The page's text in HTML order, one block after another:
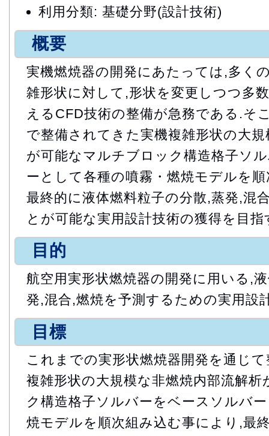
利用分類: 基礎分野(設計技術)
概要
実機燃焼器の開発にあたっては,多く
雑形状に対して,形状を変更しつつ多
えるCFD技術の整備が急務である.そ
で整備されてきた実機複雑形状の大
が可能なマルチブロック構造格子ソ
ーとして各種の噴霧・燃焼モデルを
最終的に液体燃料粒子の分散,蒸発,混
とが可能な実用設計技術の獲得を目指
目的
航空用実形状燃焼器の開発に用いる,
発,混合,燃焼を予測するための実用設
目標
これまでの実形状燃焼器開発を通じ
複雑形状の大規模な非燃焼内部流解
ク構造格子ソルバーをベースソルバ
焼モデルを順次組み込む事により,最